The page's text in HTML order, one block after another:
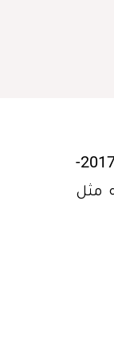
اختاري فستان Pinafore المخمليّ المميّز بقَصّته المفرّغة والمبتكرة من مجموعة خريف وشتاء 2017-
مثل